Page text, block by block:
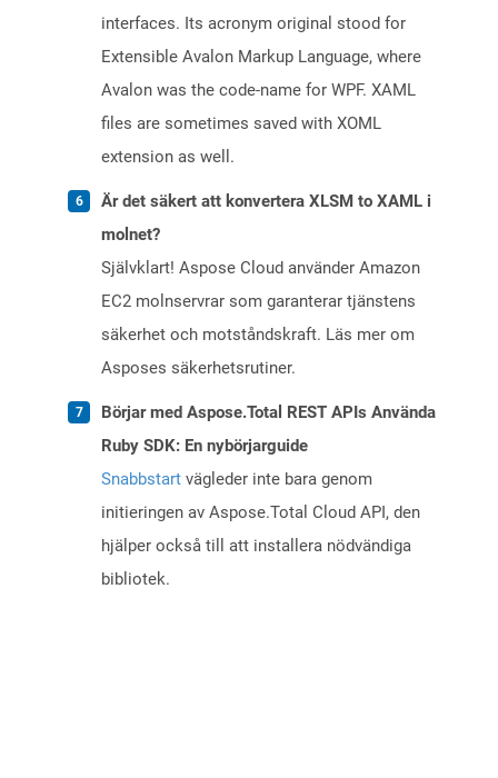
interfaces. Its acronym original stood for
Extensible Avalon Markup Language, where
Avalon was the code-name for WPF. XAML
files are sometimes saved with XOML
extension as well.
Är det säkert att konvertera XLSM to XAML i
molnet?
Självklart! Aspose Cloud använder Amazon
EC2 molnservrar som garanterar tjänstens
säkerhet och motståndskraft. Läs mer om
Asposes säkerhetsrutiner.
Börjar med Aspose.Total REST APIs Använda
Ruby SDK: En nybörjarguide
Snabbstart vägleder inte bara genom
initieringen av Aspose.Total Cloud API, den
hjälper också till att installera nödvändiga
bibliotek.